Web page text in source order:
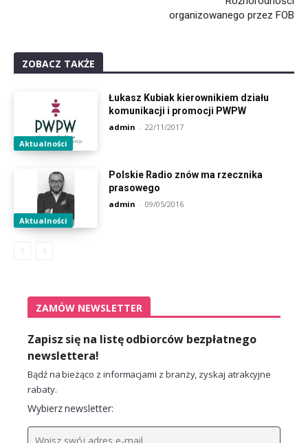
organizowanego przez FOB
ZOBACZ TAKŻE
Aktualności
Łukasz Kubiak kierownikiem działu
komunikacji i promocji PWPW
admin - 22/11/2017
Aktualności
Polskie Radio znów ma rzecznika
prasowego
admin - 09/05/2016
ZAMÓW NEWSLETTER
Zapisz się na listę odbiorców bezpłatnego
newslettera!
Bądź na bieżąco z informacjami z branży, zyskaj atrakcyjne
rabaty.
Wybierz newsletter: